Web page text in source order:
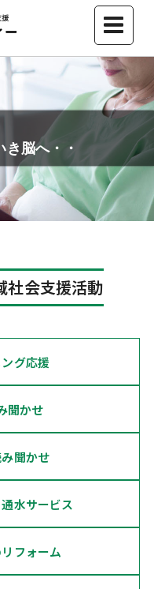
脳へ・・
社会支援活動
グ応援
聞かせ
聞かせ
通水サービス
リフォーム